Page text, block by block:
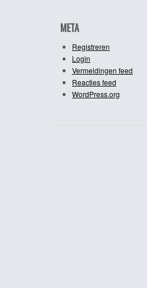
META
Registreren
Login
Vermeldingen feed
Reacties feed
WordPress.org